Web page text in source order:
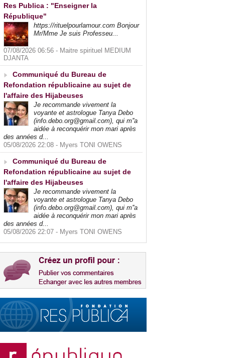
Res Publica : "Enseigner la
République"
https://rituelpourlamour.com Bonjour
Mr/Mme Je suis Professeu...
07/08/2026 06:56 - Maitre spirituel MEDIUM
DJANTA
Communiqué du Bureau de
Refondation républicaine au sujet de
l'affaire des Hijabeuses
Je recommande vivement la
voyante et astrologue Tanya Debo
(info.debo.org@gmail.com), qui m''a
aidée à reconquérir mon mari après
des années d...
05/08/2026 22:08 - Myers TONI OWENS
Communiqué du Bureau de
Refondation républicaine au sujet de
l'affaire des Hijabeuses
Je recommande vivement la
voyante et astrologue Tanya Debo
(info.debo.org@gmail.com), qui m''a
aidée à reconquérir mon mari après
des années d...
05/08/2026 22:07 - Myers TONI OWENS